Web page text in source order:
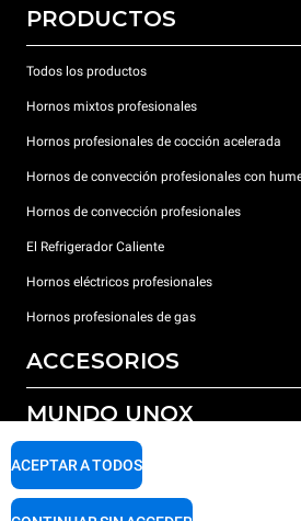
PRODUCTOS
Todos los productos
Hornos mixtos profesionales
Hornos profesionales de cocción acelerada
Hornos de convección profesionales con
Hornos de convección profesionales
El Refrigerador Caliente
Hornos eléctricos profesionales
Hornos profesionales de gas
ACCESORIOS
Todos los accesorios
Detergentes para lavado automático
Detergentes para lavado manual
MUNDO UNOX
Nuestras sedes en el mundo
SOPORTE
ACEPTAR A TODOS